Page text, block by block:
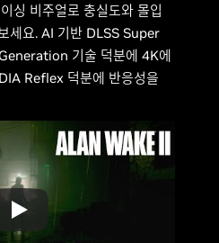
싱 비주얼로 충실도와 몰입
세요. AI 기반 DLSS Super
기술 덕분에 4K에
Reflex 덕분에 반응성을